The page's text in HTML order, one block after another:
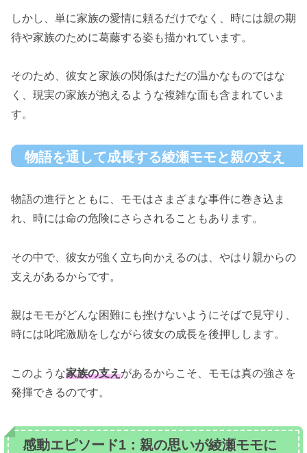
しかし、単に家族の愛情に頼るだけでなく、時には親の期
待や家族のために葛藤する姿も描かれています。
そのため、彼女と家族の関係はただの温かなものではな
く、現実の家族が抱えるような複雑な面も含まれていま
す。
物語を通して成長する綾瀬モモと親の支え
物語の進行とともに、モモはさまざまな事件に巻き込ま
れ、時には命の危険にさらされることもあります。
その中で、彼女が強く立ち向かえるのは、やはり親からの
支えがあるからです。
親はモモがどんな困難にも挫けないようにそばで見守り、
時には叱咤激励をしながら彼女の成長を後押しします。
このような家族の支えがあるからこそ、モモは真の強さを
発揮できるのです。
感動エピソード1：親の思いが綾瀬モモに